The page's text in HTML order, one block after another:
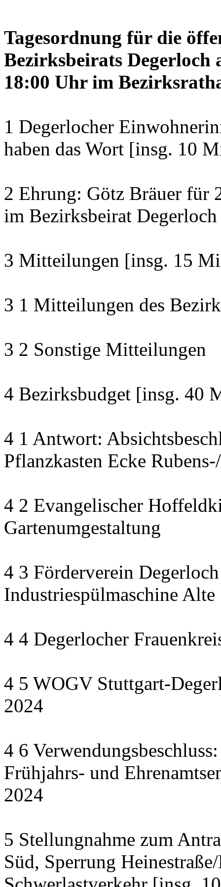
Tagesordnung für die
Bezirksbeirats Degerloch
18:00 Uhr im
1 Degerlocher
haben das Wort [insg. 10
2 Ehrung: Götz Bräuer für
im Bezirksbeirat
3 Mitteilungen [insg. 15
3 1 Mitteilungen des
3 2 Sonstige Mitteilungen
4 Bezirksbudget [insg. 40
4 1 Antwort:
Pflanzkasten Ecke
4 2 Evangelischer
Gartenumgestaltung
4 3 Förderverein
Industriespülmaschine Alte
4 4 Degerlocher
4 5 WOGV Stuttgart-
2024
4 6
Frühjahrs- und
2024
5 Stellungnahme zum
Süd, Sperrung